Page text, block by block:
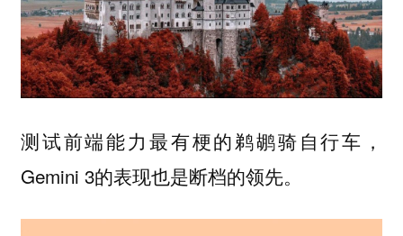
测试前端能力最有梗的鹈鹕骑自行车，
Gemini 3的表现也是断档的领先。